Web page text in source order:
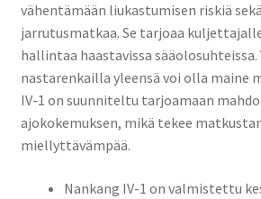
vähentämään liukastumisen riskiä
jarrutusmatkaa. Se tarjoaa
hallintaa haastavissa sääolosuhteissa.
nastarenkailla yleensä voi olla maine
IV-1 on suunniteltu tarjoamaan
ajokokemuksen, mikä tekee
miellyttävämpää.
Nankang IV-1 on valmistettu